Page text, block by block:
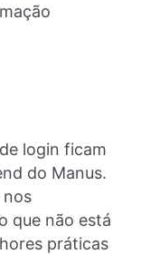
login ficam
do Manus.
nos
que não está
práticas